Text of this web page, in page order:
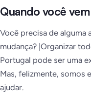
Quando você
Você precisa de alguma
mudança? |Organizar
Portugal pode ser uma
Mas, felizmente, somos
ajudar.